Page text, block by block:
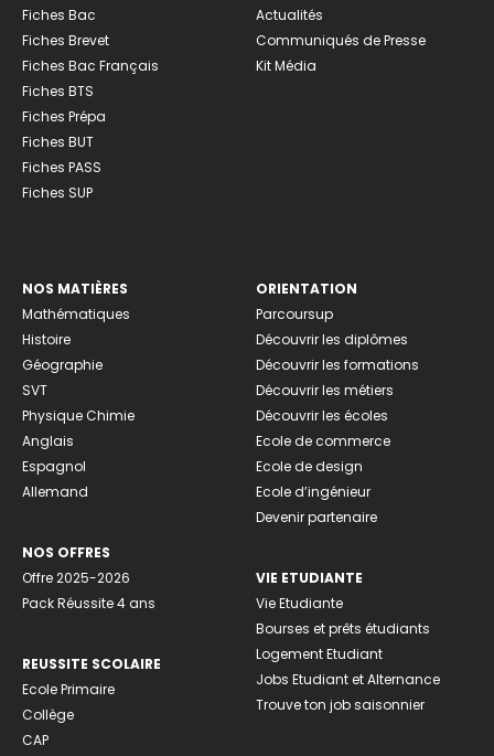
Fiches Bac
Fiches Brevet
Fiches Bac Français
Fiches BTS
Fiches Prépa
Fiches BUT
Fiches PASS
Fiches SUP
Actualités
Communiqués de Presse
Kit Média
NOS MATIÈRES
Mathématiques
Histoire
Géographie
SVT
Physique Chimie
Anglais
Espagnol
Allemand
NOS OFFRES
Offre 2025-2026
Pack Réussite 4 ans
REUSSITE SCOLAIRE
Ecole Primaire
Collège
CAP
ORIENTATION
Parcoursup
Découvrir les diplômes
Découvrir les formations
Découvrir les métiers
Découvrir les écoles
Ecole de commerce
Ecole de design
Ecole d’ingénieur
Devenir partenaire
VIE ETUDIANTE
Vie Etudiante
Bourses et prêts étudiants
Logement Etudiant
Jobs Etudiant et Alternance
Trouve ton job saisonnier